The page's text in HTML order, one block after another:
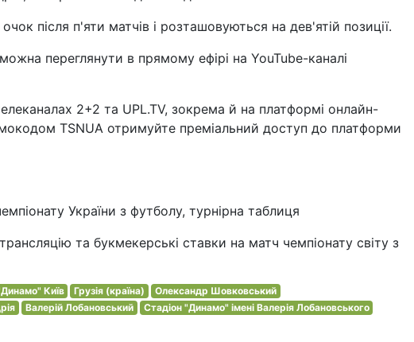
після п'яти матчів і розташовуються на дев'ятій позиції.
переглянути в прямому ефірі на YouTube-каналі
2+2 та UPL.TV, зокрема й на платформі онлайн-
TSNUA отримуйте преміальний доступ до платформи
України з футболу, турнірна таблиця
та букмекерські ставки на матч чемпіонату світу з
Київ Грузія (країна)
Олександр Шовковський
Валерій Лобановський
Стадіон "Динамо" імені Валерія Лобановського